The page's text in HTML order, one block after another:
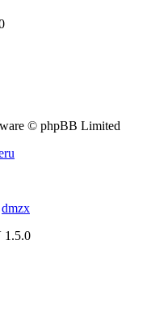
© phpBB Limited
dmzx
1.5.0